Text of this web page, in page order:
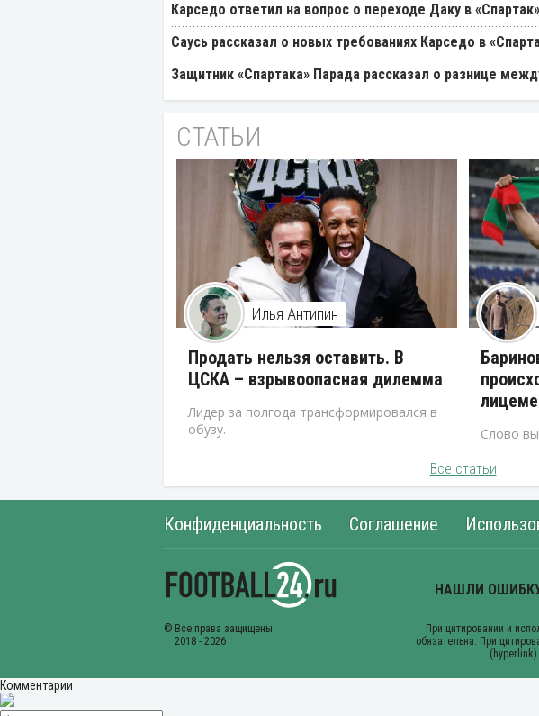
Карседо ответил на вопрос о переходе Даку в «Спартак»
Саусь рассказал о новых требованиях Карседо в
Защитник «Спартака» Парада рассказал о разнице
СТАТЬИ
Илья Антипин
Продать нельзя оставить. В
ЦСКА – взрывоопасная дилемма
Лидер за полгода трансформировался в
обузу.
Слово
Все статьи
Конфиденциальность Соглашение
Комментарии